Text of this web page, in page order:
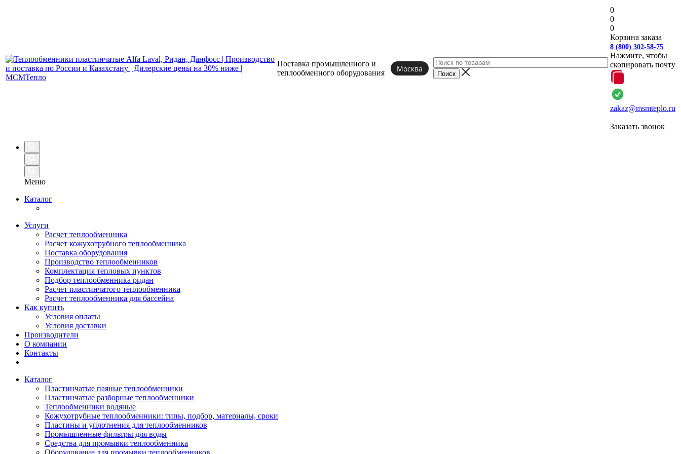
Поставка промышленного и
теплообменного оборудования Москва
0
0
0
Корзина заказа
8 (800) 302-58-75
Нажмите, чтобы
скопировать почту
zakaz@msmteplo.ru
Заказать звонок
Меню
Каталог
Услуги
Расчет теплообменника
Расчет кожухотрубного теплообменника
Поставка оборудования
Производство теплообменников
Комплектация тепловых пунктов
Подбор теплообменника ридан
Расчет пластинчатого теплообменника
Расчет теплообменника для бассейна
Как купить
Условия оплаты
Условия доставки
Производители
О компании
Контакты
Каталог
Пластинчатые паяные теплообменники
Пластинчатые разборные теплообменники
Теплообменники водяные
Кожухотрубные теплообменники: типы, подбор, материалы, сроки
Пластины и уплотнения для теплообменников
Промышленные фильтры для воды
Средства для промывки теплообменника
Оборудование для промывки теплообменников